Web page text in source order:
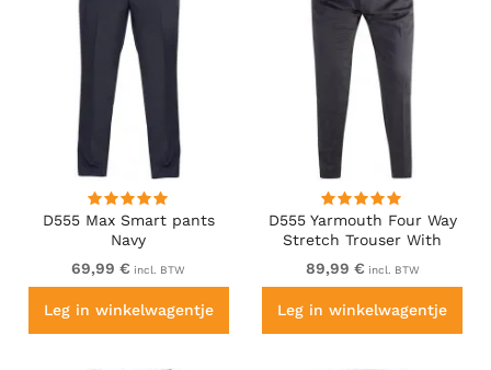
D555 Max Smart pants
Navy
69,99 € incl. BTW
Leg in winkelwagentje
D555 Yarmouth Four Way
Stretch Trouser With
Flexible Waistband Black
89,99 € incl. BTW
Leg in winkelwagentje